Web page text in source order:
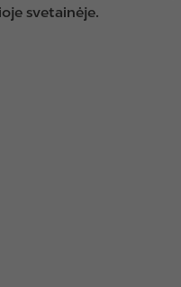
svetainėje.